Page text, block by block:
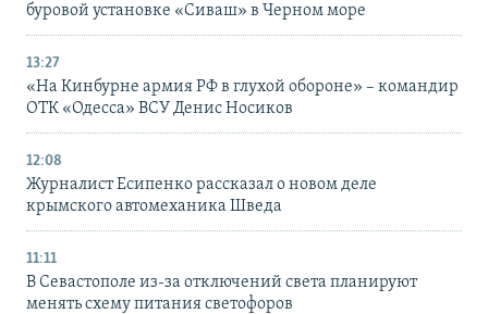
буровой установке «Сиваш» в Черном море
13:27
«На Кинбурне армия РФ в глухой обороне» – командир
ОТК «Одесса» ВСУ Денис Носиков
12:08
Журналист Есипенко рассказал о новом деле
крымского автомеханика Шведа
11:11
В Севастополе из-за отключений света планируют
менять схему питания светофоров